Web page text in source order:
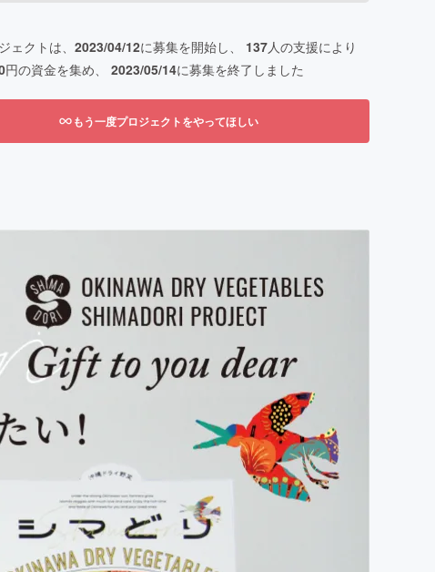
ェクトは、 2023/04/12に募集を開始し、 137人の支援により
円の資金を集め、 2023/05/14に募集を終了しました
もう一度プロジェクトをやってほしい